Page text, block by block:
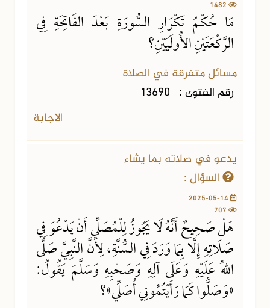
مَا حُكْمُ تَكْرَارِ السُّورَةِ بَعْدَ الفَاتِحَةِ فِي
الرَّكْعَتَيْنِ الأُولَيَيْنِ؟
مسائل متفرقة في الصلاة
رقم الفتوى : 13690
الاجابة
يدعو في صلاته بما يشاء
السؤال :
هَلْ صَحِيحٌ أَنَّهُ لَا يَجُوزُ لِلْمُصَلِّي أَنْ يَدْعُوَ فِي
صَلَاتِهِ إِلَّا بِمَا وَرَدَ فِي السُّنَّةِ، لِأَنَّ النَّبِيَّ صَلَّى
اللهُ عَلَيْهِ وَعَلَى آلِهِ وَصَحْبِهِ وَسَلَّمَ يَقُولُ:
«وَصَلُّوا كَمَا رَأَيْتُمُونِي أُصَلِّي»؟